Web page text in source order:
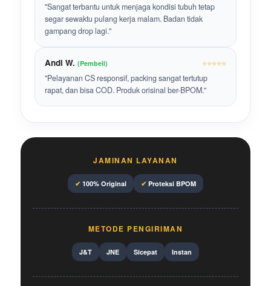
"Sangat terbantu untuk menjaga kondisi tubuh tetap
segar sewaktu pulang kerja malam. Badan tidak
gampang drop lagi."
Andi W. (Pembeli) ⭐⭐⭐⭐⭐
"Pelayanan CS responsif, packing sangat tertutup
rapat, dan bisa COD. Produk orisinal ber-BPOM."
JAMINAN LAYANAN
✔ 100% Original ✔ Proteksi BPOM
METODE PENGIRIMAN
J&T JNE Sicepat Instan